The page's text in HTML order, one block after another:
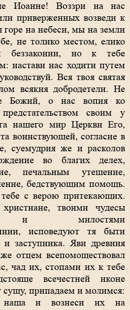
приверженных возведи к
горе на небеси, мы на земли
не толико местом, елико
беззаконии, но к тебе
настави нас ходити путем
Вся твоя святая
всякия добродетели. Не
Божий, о нас вопия ко
своим у
нашего мир Церкви Его,
воинствующей, согласие в
суемудрия же и расколов
во благих делех,
печальным утешение,
бедствующим помощь.
с верою притекающих.
твоими чудесы
и милостями
исповедуют тя быти
и заступника. Яви древния
отцем всепомоществовал
чад их, стопами их к тебе
всечестней иконе
сущу, припадаем и молимся:
наша и вознеси их на